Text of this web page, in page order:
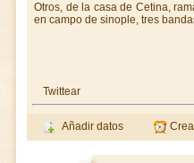
Otros, de la casa de Cetina,
en campo de sinople, tres
Twittear
Añadir datos